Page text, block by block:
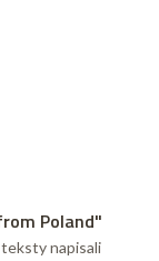
Poland"
napisali